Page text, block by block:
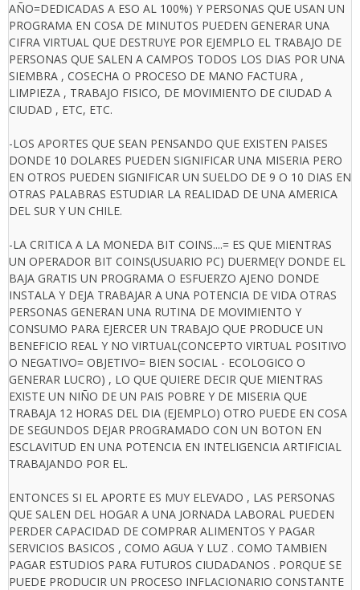
AÑO=DEDICADAS A ESO AL 100%) Y PERSONAS QUE USAN UN
PROGRAMA EN COSA DE MINUTOS PUEDEN GENERAR UNA
CIFRA VIRTUAL QUE DESTRUYE POR EJEMPLO EL TRABAJO DE
PERSONAS QUE SALEN A CAMPOS TODOS LOS DIAS POR UNA
SIEMBRA , COSECHA O PROCESO DE MANO FACTURA ,
LIMPIEZA , TRABAJO FISICO, DE MOVIMIENTO DE CIUDAD A
CIUDAD , ETC, ETC.
-LOS APORTES QUE SEAN PENSANDO QUE EXISTEN PAISES
DONDE 10 DOLARES PUEDEN SIGNIFICAR UNA MISERIA PERO
EN OTROS PUEDEN SIGNIFICAR UN SUELDO DE 9 O 10 DIAS EN
OTRAS PALABRAS ESTUDIAR LA REALIDAD DE UNA AMERICA
DEL SUR Y UN CHILE.
-LA CRITICA A LA MONEDA BIT COINS....= ES QUE MIENTRAS
UN OPERADOR BIT COINS(USUARIO PC) DUERME(Y DONDE EL
BAJA GRATIS UN PROGRAMA O ESFUERZO AJENO DONDE
INSTALA Y DEJA TRABAJAR A UNA POTENCIA DE VIDA OTRAS
PERSONAS GENERAN UNA RUTINA DE MOVIMIENTO Y
CONSUMO PARA EJERCER UN TRABAJO QUE PRODUCE UN
BENEFICIO REAL Y NO VIRTUAL(CONCEPTO VIRTUAL POSITIVO
O NEGATIVO= OBJETIVO= BIEN SOCIAL - ECOLOGICO O
GENERAR LUCRO) , LO QUE QUIERE DECIR QUE MIENTRAS
EXISTE UN NIÑO DE UN PAIS POBRE Y DE MISERIA QUE
TRABAJA 12 HORAS DEL DIA (EJEMPLO) OTRO PUEDE EN COSA
DE SEGUNDOS DEJAR PROGRAMADO CON UN BOTON EN
ESCLAVITUD EN UNA POTENCIA EN INTELIGENCIA ARTIFICIAL
TRABAJANDO POR EL.
ENTONCES SI EL APORTE ES MUY ELEVADO , LAS PERSONAS
QUE SALEN DEL HOGAR A UNA JORNADA LABORAL PUEDEN
PERDER CAPACIDAD DE COMPRAR ALIMENTOS Y PAGAR
SERVICIOS BASICOS , COMO AGUA Y LUZ . COMO TAMBIEN
PAGAR ESTUDIOS PARA FUTUROS CIUDADANOS . PORQUE SE
PUEDE PRODUCIR UN PROCESO INFLACIONARIO CONSTANTE